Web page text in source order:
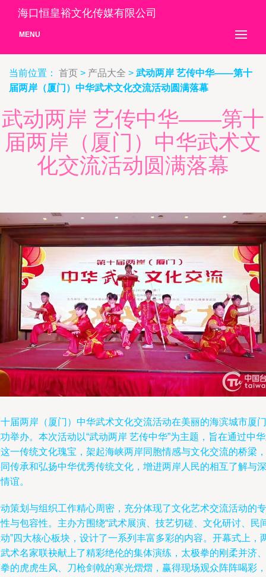
海口恒皇裕文化传媒有限公司
MENU
当前位置： 首页 > 产品大全 > 武动两岸 艺传中华——第十
届两岸（厦门）中华武术文化交流活动圆满落幕
武动两岸 艺传中华——第十
届两岸（厦门）中华武术文
化交流活动圆满落幕
届两岸（厦门）中华武术文化交流活动在美丽的海滨城市厦门
举办。本次活动以“武动两岸 艺传中华”为主题，旨在通过中
一传统文化瑰宝，架起海峡两岸同胞情感与文化交流的桥梁，
传承和弘扬中华优秀传统文化，增进两岸人民的相互了解与深
谊。
策划与组织工作精心周密，充分体现了文化艺术交流活动的专
与包容性。主办方围绕“武术展演、技艺切磋、文化研讨、民
”四大核心板块，设计了一系列丰富多彩的内容。开幕式上，
术名家联袂献上了精彩绝伦的集体演练，太极拳的刚柔并济、
的虎虎生风、刀枪剑戟的寒光熠熠，赢得现场观众阵阵喝彩，